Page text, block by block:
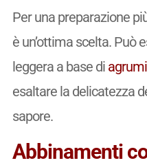
Per una preparazione
è un’ottima scelta. Può
leggera a base di agrumi
esaltare la delicatezza
sapore.
Abbinamenti